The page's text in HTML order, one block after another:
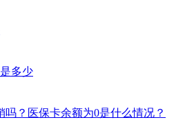
多少
吗？医保卡余额为0是什么情况？